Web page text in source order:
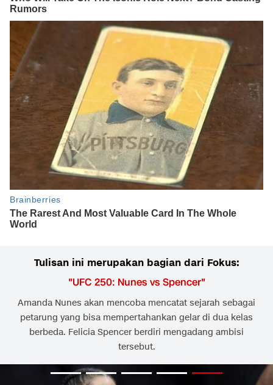
Tulisan ini merupakan bagian dari Fokus:
"UFC 250: Nunes vs Spencer"
Amanda Nunes akan mencoba mencatat sejarah sebagai
petarung yang bisa mempertahankan gelar di dua kelas
berbeda. Felicia Spencer berdiri mengadang ambisi
tersebut.